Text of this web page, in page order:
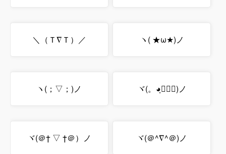
＼（Ｔ∇Ｔ）／ ヽ( ★ω★)ノ
ヽ(；▽；)ノ ヾ(。◕ฺ∀◕ฺ)ノ
ヾ(＠† ▽ †＠）ノ ヾ(＠^∇^＠)ノ